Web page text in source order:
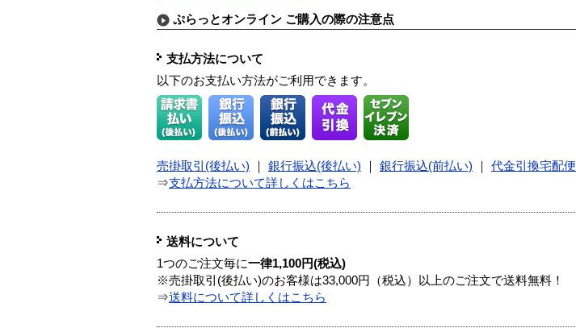
ぷらっとオンライン ご購入の際の注意点
支払方法について
以下のお支払い方法がご利用できます。
売掛取引(後払い) 銀行振込(後払い) 銀行振込(前払い) 代金引換宅配便
⇒支払方法について詳しくはこちら
送料について
1つのご注文毎に一律1,100円(税込)
※売掛取引(後払い)のお客様は33,000円（税込）以上のご注文で送料無料！
⇒送料について詳しくはこちら